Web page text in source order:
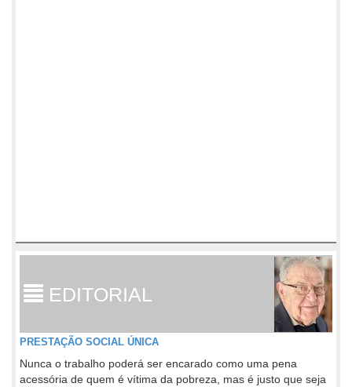
EDITORIAL
PRESTAÇÃO SOCIAL ÚNICA
Nunca o trabalho poderá ser encarado como uma pena
acessória de quem é vítima da pobreza, mas é justo que seja